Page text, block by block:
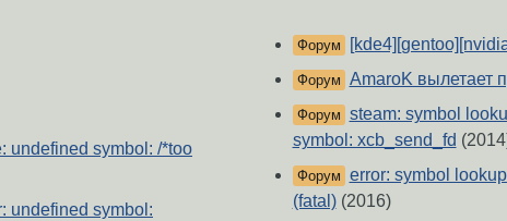
undefined symbol: /*too
undefined symbol:
Форум
Форум AmaroK вылетает
Форум steam: symbol
symbol: xcb_send_fd
Форум error: symbol
(fatal)(2016)